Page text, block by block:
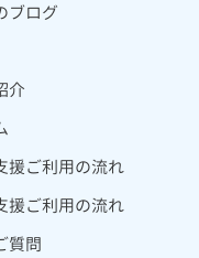
ブログ
介
援ご利用の流れ
援ご利用の流れ
質問